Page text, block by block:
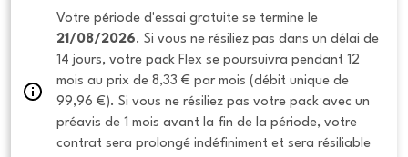
21/08/2026. Si vous ne résiliez pas dans un délai de
14 jours, votre pack Flex se poursuivra pendant 12
mois au prix de 8,33 € par mois (débit unique de
99,96 €). Si vous ne résiliez pas votre pack avec un
préavis de 1 mois avant la fin de la période, votre
contrat sera prolongé indéfiniment et sera résiliable